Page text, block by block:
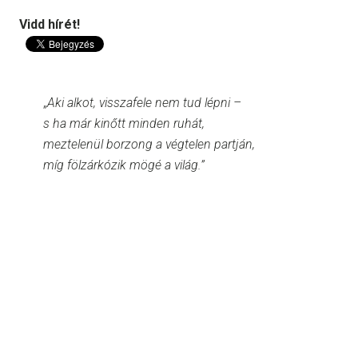
Vidd hírét!
„Aki alkot, visszafele nem tud lépni –
s ha már kinőtt minden ruhát,
meztelenül borzong a végtelen partján,
míg fölzárkózik mögé a világ.”